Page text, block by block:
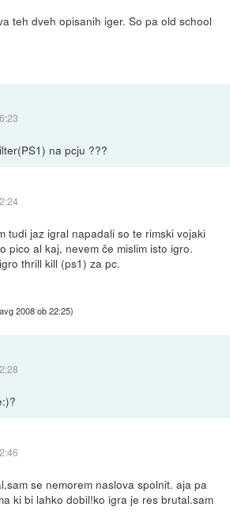
teh dveh opisanih iger. So pa old school
na pcju ???
tudi jaz igral napadali so te rimski vojaki
pico al kaj, nevem če mislim isto igro.
thrill kill (ps1) za pc.
2008 ob 22:25)
se nemorem naslova spolnit. aja pa
ki bi lahko dobil!ko igra je res brutal.sam